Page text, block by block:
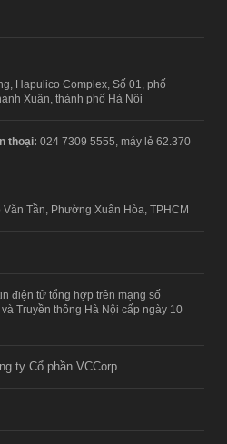
Hapulico Complex, Số 01, phố
Xuân, thành phố Hà Nội
thoại: 024 7309 5555, máy lẻ 62.370
Tần, Phường Xuân Hòa, TPHCM
điện tử tổng hợp trên mạng số
Truyền thông Hà Nội cấp ngày 10
ty Cổ phần VCCorp